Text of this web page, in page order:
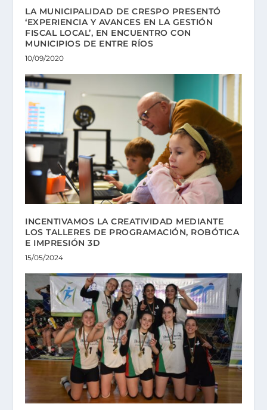
LA MUNICIPALIDAD DE CRESPO PRESENTÓ
‘EXPERIENCIA Y AVANCES EN LA GESTIÓN
FISCAL LOCAL’, EN ENCUENTRO CON
MUNICIPIOS DE ENTRE RÍOS
10/09/2020
INCENTIVAMOS LA CREATIVIDAD MEDIANTE
LOS TALLERES DE PROGRAMACIÓN, ROBÓTICA
E IMPRESIÓN 3D
15/05/2024